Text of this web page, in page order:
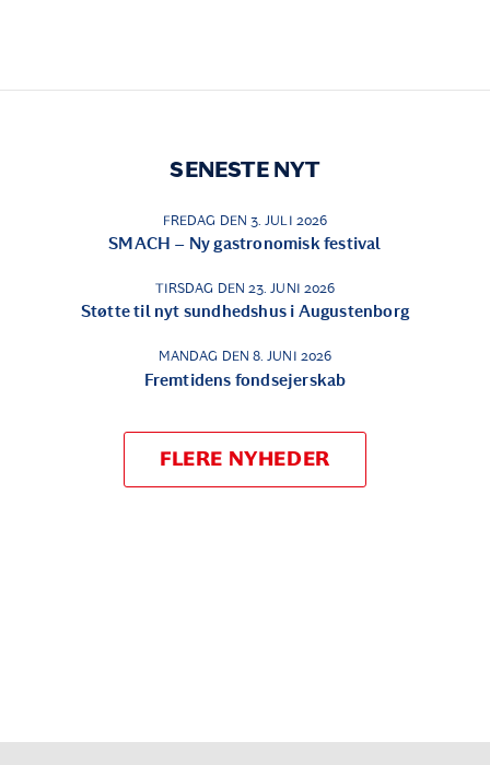
SENESTE NYT
FREDAG DEN 3. JULI 2026
SMACH – Ny gastronomisk festival
TIRSDAG DEN 23. JUNI 2026
Støtte til nyt sundhedshus i Augustenborg
MANDAG DEN 8. JUNI 2026
Fremtidens fondsejerskab
FLERE NYHEDER